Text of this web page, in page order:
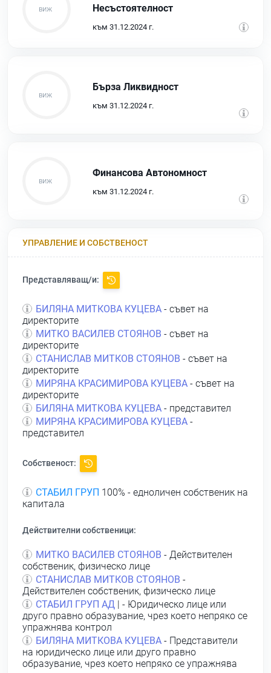
Несъстоятелност
към 31.12.2024 г.
Бърза Ликвидност
към 31.12.2024 г.
Финансова Автономност
към 31.12.2024 г.
УПРАВЛЕНИЕ И СОБСТВЕНОСТ
Представляващ/и:
БИЛЯНА МИТКОВА КУЦЕВА - съвет на
директорите
МИТКО ВАСИЛЕВ СТОЯНОВ - съвет на
директорите
СТАНИСЛАВ МИТКОВ СТОЯНОВ - съвет на
директорите
МИРЯНА КРАСИМИРОВА КУЦЕВА - съвет на
директорите
БИЛЯНА МИТКОВА КУЦЕВА - представител
МИРЯНА КРАСИМИРОВА КУЦЕВА -
представител
Собственост:
СТАБИЛ ГРУП 100% - едноличен собственик на
капитала
Действителни собственици:
МИТКО ВАСИЛЕВ СТОЯНОВ - Действителен
собственик, физическо лице
СТАНИСЛАВ МИТКОВ СТОЯНОВ -
Действителен собственик, физическо лице
СТАБИЛ ГРУП АД | - Юридическо лице или
друго правно образувание, чрез което непряко се
упражнява контрол
БИЛЯНА МИТКОВА КУЦЕВА - Представители
на юридическо лице или друго правно
образувание, чрез което непряко се упражнява